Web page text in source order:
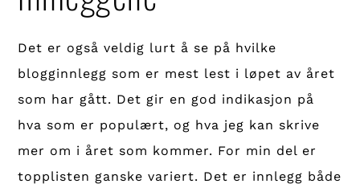
Det er også veldig lurt å se på hvilke
blogginnlegg som er mest lest i løpet av året
som har gått. Det gir en god indikasjon på
hva som er populært, og hva jeg kan skrive
mer om i året som kommer. For min del er
topplisten ganske variert. Det er innlegg både